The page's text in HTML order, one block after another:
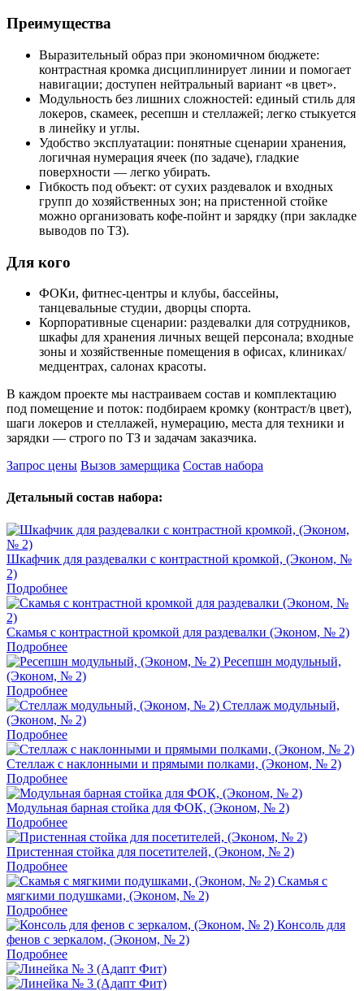
Преимущества
Выразительный образ при экономичном бюджете:
контрастная кромка дисциплинирует линии и помогает
навигации; доступен нейтральный вариант «в цвет».
Модульность без лишних сложностей: единый стиль для
локеров, скамеек, ресепшн и стеллажей; легко стыкуется
в линейку и углы.
Удобство эксплуатации: понятные сценарии хранения,
логичная нумерация ячеек (по задаче), гладкие
поверхности — легко убирать.
Гибкость под объект: от сухих раздевалок и входных
групп до хозяйственных зон; на пристенной стойке
можно организовать кофе‑пойнт и зарядку (при закладке
выводов по ТЗ).
Для кого
ФОКи, фитнес‑центры и клубы, бассейны,
танцевальные студии, дворцы спорта.
Корпоративные сценарии: раздевалки для сотрудников,
шкафы для хранения личных вещей персонала; входные
зоны и хозяйственные помещения в офисах, клиниках/
медцентрах, салонах красоты.
В каждом проекте мы настраиваем состав и комплектацию
под помещение и поток: подбираем кромку (контраст/в цвет),
шаги локеров и стеллажей, нумерацию, места для техники и
зарядки — строго по ТЗ и задачам заказчика.
Запрос цены Вызов замерщика Состав набора
Детальный состав набора:
Шкафчик для раздевалки с контрастной кромкой, (Эконом, №
2)
Подробнее
Скамья с контрастной кромкой для раздевалки (Эконом, № 2)
Подробнее
Ресепшн модульный,
(Эконом, № 2)
Подробнее
Стеллаж модульный,
(Эконом, № 2)
Подробнее
Стеллаж с наклонными и прямыми полками, (Эконом, № 2)
Подробнее
Модульная барная стойка для ФОК, (Эконом, № 2)
Подробнее
Пристенная стойка для посетителей, (Эконом, № 2)
Подробнее
Скамья с
мягкими подушками, (Эконом, № 2)
Подробнее
Консоль для
фенов с зеркалом, (Эконом, № 2)
Подробнее